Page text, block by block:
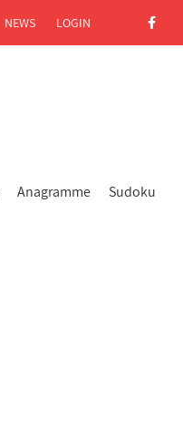
Anagramme Sudoku
NEWS LOGIN